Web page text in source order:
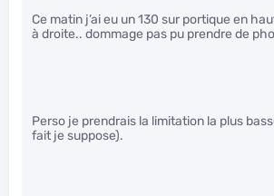
Ce matin j’ai eu un 130 sur portique en
à droite.. dommage pas pu prendre de
Perso je prendrais la limitation la plus
fait je suppose).